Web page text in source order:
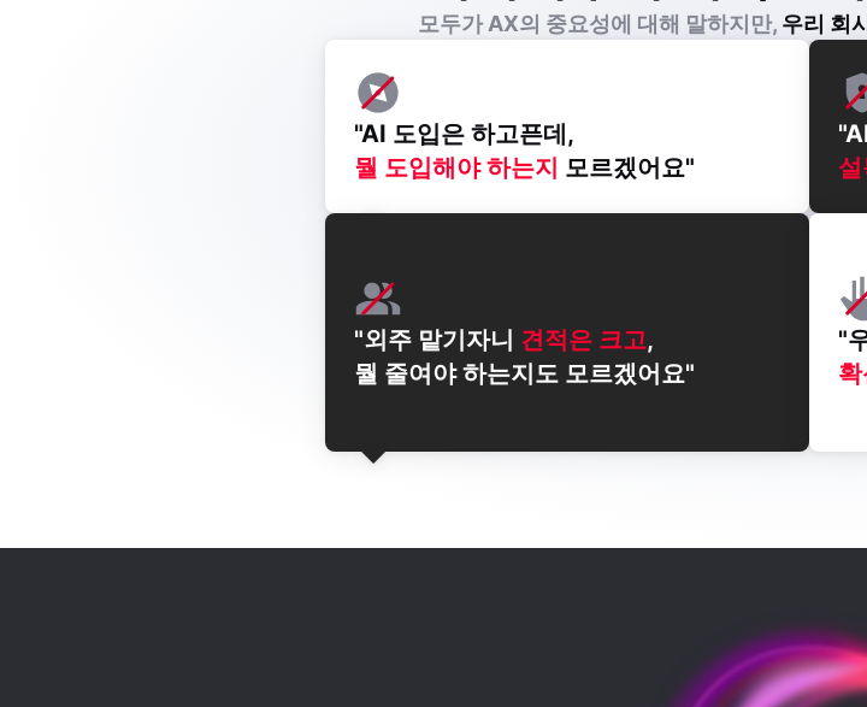
모두가 AX의 중요성에 대해 말하지만, 우리 회
뭘 도입해야 하는지 모르겠어요"
"외주 맡기자니 견적은 크고,
뭘 줄여야 하는지도 모르겠어요"